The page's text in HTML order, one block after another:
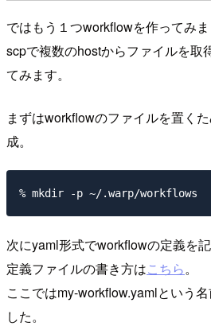
ではもう１つworkflowを作ってみま
scpで複数のhostからファイルを取
てみます。
まずはworkflowのファイルを置く
成。
次にyaml形式でworkflowの定義を記
定義ファイルの書き方はこちら。
ここではmy-workflow.yamlという
した。